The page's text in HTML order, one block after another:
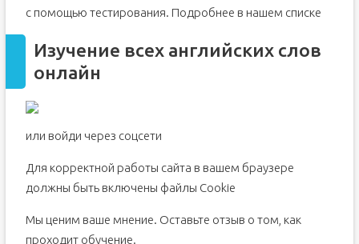
с помощью тестирования. Подробнее в нашем списке
Изучение всех английских слов
онлайн
или войди через соцсети
Для корректной работы сайта в вашем браузере
должны быть включены файлы Сookie
Мы ценим ваше мнение. Оставьте отзыв о том, как
проходит обучение.